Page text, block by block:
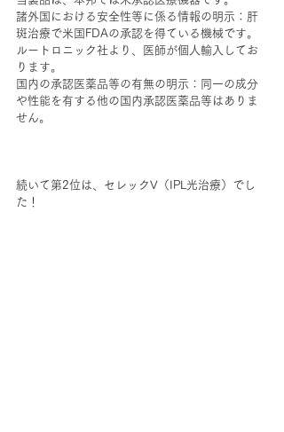
諸外国における安全性等に係る情報の明示：肝
斑治療で米国FDAの承認を得ている機械です。
ルートロニック社より、医師が個人輸入してお
ります。
国内の承認医薬品等の有無の明示：同一の成分
や性能を有する他の国内承認医薬品等はありま
せん。
続いて第2位は、セレックV（IPL光治療）でし
た！